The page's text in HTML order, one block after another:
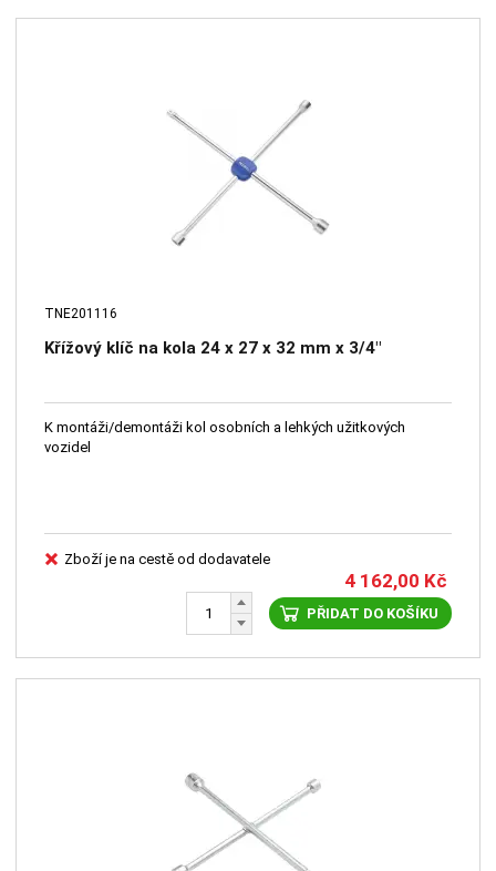
TNE201116
Křížový klíč na kola 24 x 27 x 32 mm x 3/4"
K montáži/demontáži kol osobních a lehkých užitkových
vozidel
Zboží je na cestě od dodavatele
4 162,00 Kč
PŘIDAT DO KOŠÍKU